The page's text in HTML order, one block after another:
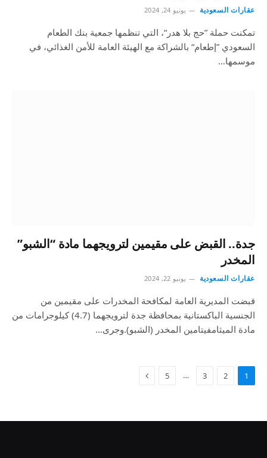
عقارات السعودية يونيو 24, 2024
تمكنت حملة ”حج بلا هدر“، التي تنظمها جمعية بنك الطعام
السعودي ”إطعام“ بالشراكة مع الهيئة العامة للأمن الغذائي، في
موسمها…
جدة.. القبض على مقيمين لترويجهما مادة “الشبو”
المخدر
عقارات السعودية يونيو 22, 2024
قبضت المديرية العامة لمكافحة المخدرات على مقيمين من
الجنسية الباكستانية بمحافظة جدة لترويجهما (4.7) كيلوجرامات من
مادة الميثامفيتامين المخدر (الشبو).وجرى…
1
2
3
…
5